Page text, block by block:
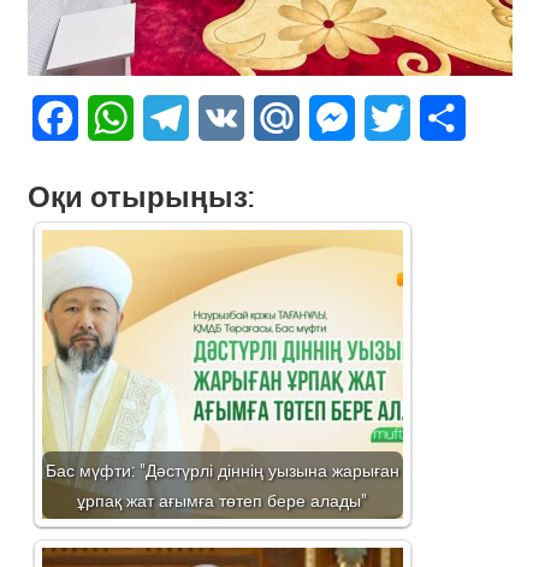
FacebookWhatsAppTelegram
VK Mail.Ru Messenger
Twitter
Оқи отырыңыз:
Бас мүфти: "Дәстүрлі діннің уызына жарыған
ұрпақ жат ағымға төтеп бере алады"